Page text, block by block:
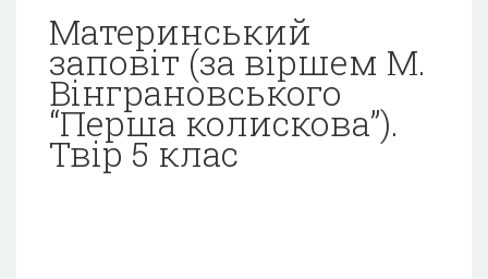
Материнський
заповіт (за віршем М.
Вінграновського
“Перша колискова”).
Твір 5 клас